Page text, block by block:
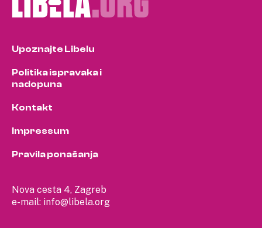
Nova cesta 4, Zagreb
e-mail: info@libela.org
Upoznajte Libelu
Politika ispravaka i
nadopuna
Kontakt
Impressum
Pravila ponašanja